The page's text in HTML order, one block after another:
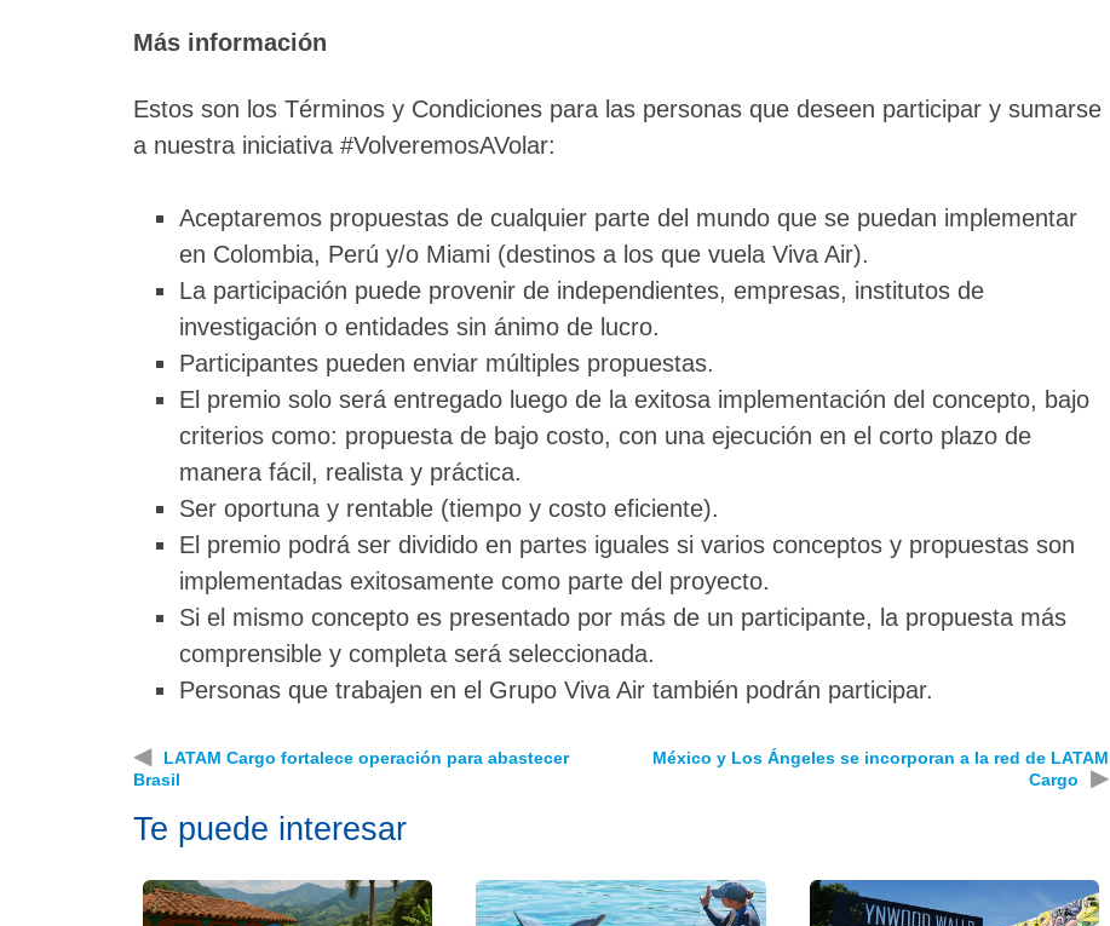
Más información
Estos son los Términos y Condiciones para las personas que deseen participar y sumarse
a nuestra iniciativa #VolveremosAVolar:
Aceptaremos propuestas de cualquier parte del mundo que se puedan implementar
en Colombia, Perú y/o Miami (destinos a los que vuela Viva Air).
La participación puede provenir de independientes, empresas, institutos de
investigación o entidades sin ánimo de lucro.
Participantes pueden enviar múltiples propuestas.
El premio solo será entregado luego de la exitosa implementación del concepto, bajo
criterios como: propuesta de bajo costo, con una ejecución en el corto plazo de
manera fácil, realista y práctica.
Ser oportuna y rentable (tiempo y costo eficiente).
El premio podrá ser dividido en partes iguales si varios conceptos y propuestas son
implementadas exitosamente como parte del proyecto.
Si el mismo concepto es presentado por más de un participante, la propuesta más
comprensible y completa será seleccionada.
Personas que trabajen en el Grupo Viva Air también podrán participar.
◀
LATAM Cargo fortalece operación para abastecer
Brasil
México y Los Ángeles se incorporan a la red de LATAM
Cargo
▶
Te puede interesar